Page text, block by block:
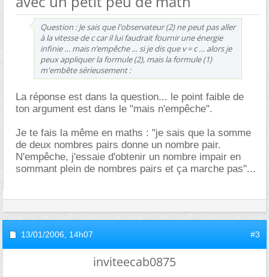
Question : Je sais que l'observateur (2) ne peut pas aller
à la vitesse de c car il lui faudrait fournir une énergie
infinie … mais n’empêche … si je dis que v = c … alors je
peux appliquer la formule (2), mais la formule (1)
m'embête sérieusement :
La réponse est dans la question... le point faible de
ton argument est dans le "mais n'empêche".
Je te fais la même en maths : "je sais que la somme
de deux nombres pairs donne un nombre pair.
N'empêche, j'essaie d'obtenir un nombre impair en
sommant plein de nombres pairs et ça marche pas"...
13/01/2006, 14h07 #3
inviteecab0875